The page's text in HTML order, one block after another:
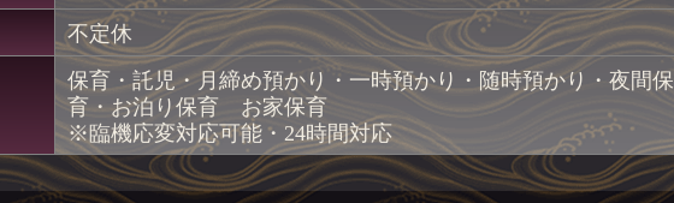
不定休
保育・託児・月締め預かり・一時預かり・随時預かり・夜間保
育・お泊り保育 お家保育
※臨機応変対応可能・24時間対応